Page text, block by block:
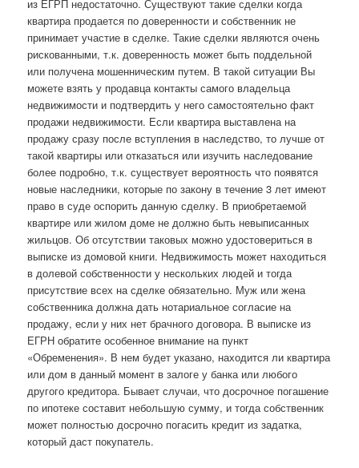
из ЕГРП недостаточно. Существуют такие сделки когда
квартира продается по доверенности и собственник не
принимает участие в сделке. Такие сделки являются очень
рискованными, т.к. доверенность может быть поддельной
или получена мошенническим путем. В такой ситуации Вы
можете взять у продавца контакты самого владельца
недвижимости и подтвердить у него самостоятельно факт
продажи недвижимости. Если квартира выставлена на
продажу сразу после вступления в наследство, то лучше от
такой квартиры или отказаться или изучить наследование
более подробно, т.к. существует вероятность что появятся
новые наследники, которые по закону в течение 3 лет имеют
право в суде оспорить данную сделку. В приобретаемой
квартире или жилом доме не должно быть невыписанных
жильцов. Об отсутствии таковых можно удостовериться в
выписке из домовой книги. Недвижимость может находиться
в долевой собственности у нескольких людей и тогда
присутствие всех на сделке обязательно. Муж или жена
собственника должна дать нотариальное согласие на
продажу, если у них нет брачного договора. В выписке из
ЕГРН обратите особенное внимание на пункт
«Обременения». В нем будет указано, находится ли квартира
или дом в данный момент в залоге у банка или любого
другого кредитора. Бывает случаи, что досрочное погашение
по ипотеке составит небольшую сумму, и тогда собственник
может полностью досрочно погасить кредит из задатка,
который даст покупатель.